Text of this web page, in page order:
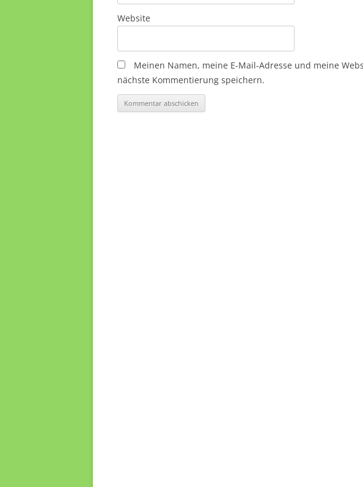
Website
Meinen Namen, meine E-Mail-Adresse und meine
nächste Kommentierung speichern.